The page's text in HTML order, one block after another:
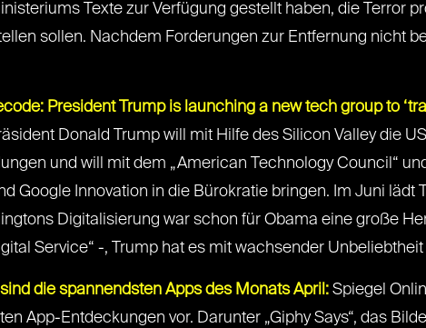
Texte zur Verfügung gestellt haben, die Terror
sollen. Nachdem Forderungen zur Entfernung nicht
President Trump is launching a new tech group to
Donald Trump will mit Hilfe des Silicon Valley die
und will mit dem „American Technology Council“
Google Innovation in die Bürokratie bringen. Im Juni lädt
Digitalisierung war schon für Obama eine große
Service“ -, Trump hat es mit wachsender
die spannendsten Apps des Monats April:Spiegel
App-Entdeckungen vor. Darunter „Giphy Says“, das